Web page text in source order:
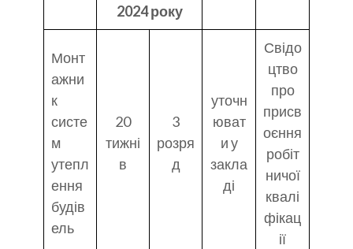
2024 року
Монт
ажни
к
систе
м
утепл
ення
будів
ель
20
тижні
в
3
розря
д
уточн
юват
и у
закла
ді
Свідо
цтво
про
присв
оєння
робіт
ничої
квалі
фікац
ії